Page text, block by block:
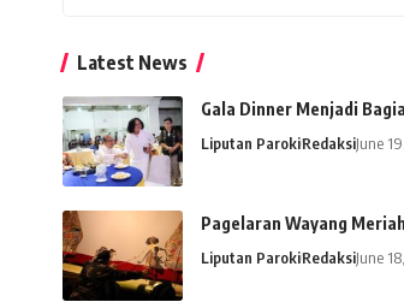
Latest News
Gala Dinner Menjadi
Liputan ParokiRedaksiJune
Pagelaran Wayang
Liputan ParokiRedaksiJune